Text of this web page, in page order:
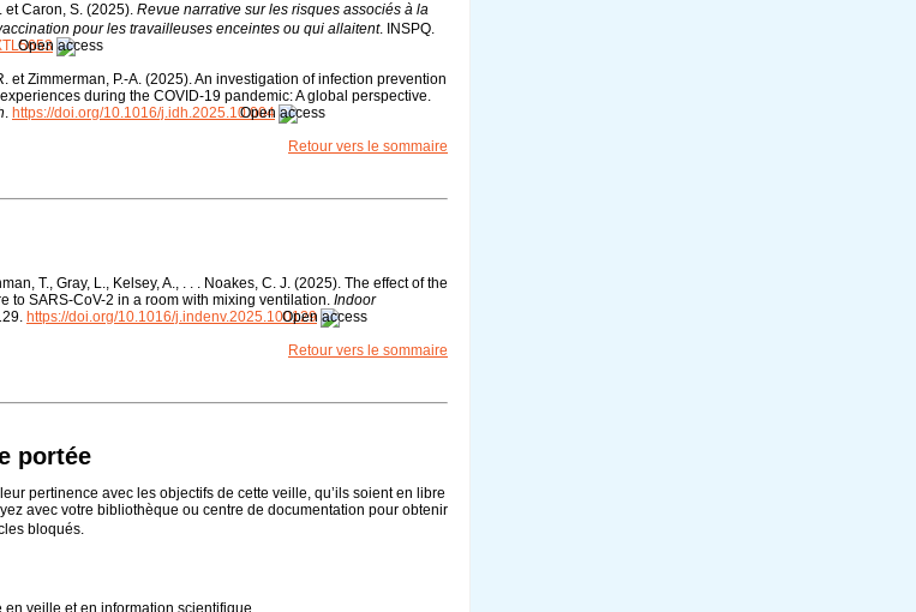
et Caron, S. (2025). Revue narrative sur les risques associés à la
pour les travailleuses enceintes ou qui allaitent. INSPQ.
et Zimmerman, P.-A. (2025). An investigation of infection prevention
during the COVID-19 pandemic: A global perspective.
. https://doi.org/10.1016/j.idh.2025.10.004
Retour vers le sommaire
T., Gray, L., Kelsey, A., . . . Noakes, C. J. (2025). The effect of the
to SARS-CoV-2 in a room with mixing ventilation. Indoor
https://doi.org/10.1016/j.indenv.2025.100129
Retour vers le sommaire
portée
pertinence avec les objectifs de cette veille, qu’ils soient en libre
avec votre bibliothèque ou centre de documentation pour obtenir
bloqués.
en veille et en information scientifique